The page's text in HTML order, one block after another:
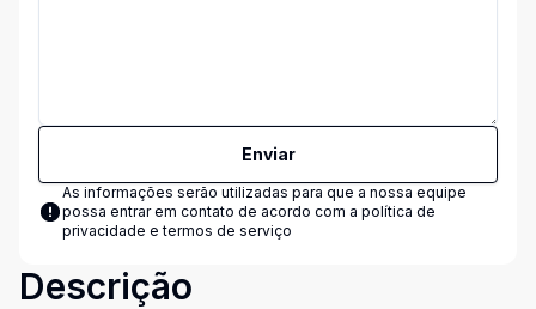
Enviar
As informações serão utilizadas para que a nossa equipe
possa entrar em contato de acordo com a política de
privacidade e termos de serviço
Descrição